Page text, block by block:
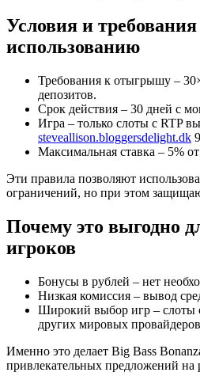
Условия и
использованию
Требования к отыгрышу –
депозитов.
Срок действия – 30 дней с
Игра – только слоты с RTP
steveallison.bloggersdelight.dk
Максимальная ставка – 5%
Эти правила позволяют
ограничений, но при этом
Почему это выгодно
игроков
Бонусы в рублей – нет
Низкая комиссия – вывод
Широкий выбор игр – слоты
других мировых
Именно это делает Big Bass
привлекательных предложений на